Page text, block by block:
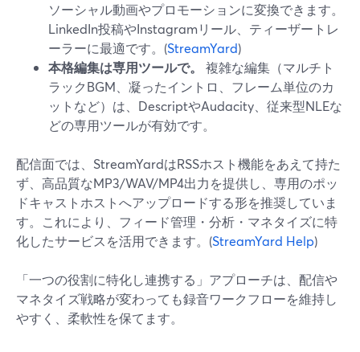
ソーシャル動画やプロモーションに変換できます。
LinkedIn投稿やInstagramリール、ティーザートレ
ーラーに最適です。(StreamYard)
本格編集は専用ツールで。
複雑な編集（マルチト
ラックBGM、凝ったイントロ、フレーム単位のカ
ットなど）は、DescriptやAudacity、従来型NLEな
どの専用ツールが有効です。
配信面では、StreamYardはRSSホスト機能をあえて持た
ず、高品質なMP3/WAV/MP4出力を提供し、専用のポッ
ドキャストホストへアップロードする形を推奨していま
す。これにより、フィード管理・分析・マネタイズに特
化したサービスを活用できます。(StreamYard Help)
「一つの役割に特化し連携する」アプローチは、配信や
マネタイズ戦略が変わっても録音ワークフローを維持し
やすく、柔軟性を保てます。